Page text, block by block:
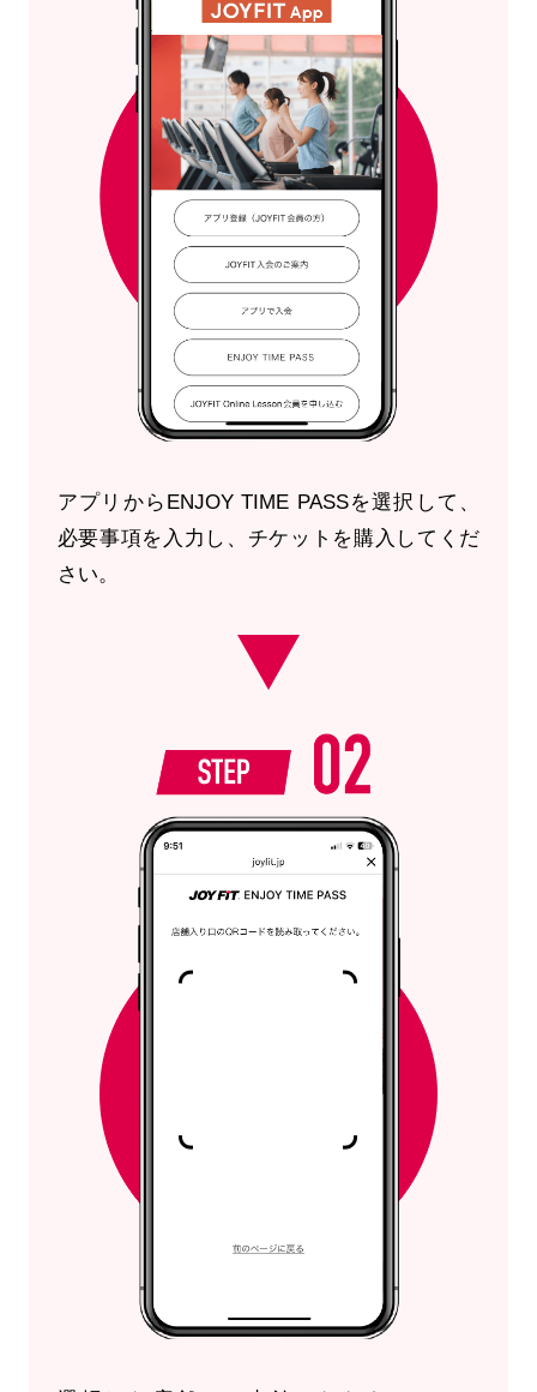
アプリからENJOY TIME PASSを選択して、
必要事項を入力し、チケットを購入してくだ
さい。